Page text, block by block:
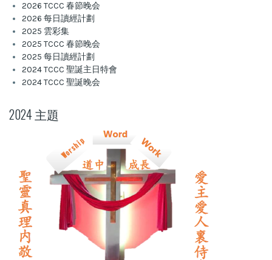
2026 TCCC 春節晚会
2026 每日讀經計劃
2025 雲彩集
2025 TCCC 春節晚会
2025 每日讀經計劃
2024 TCCC 聖誕主日特會
2024 TCCC 聖誕晚会
2024 主題